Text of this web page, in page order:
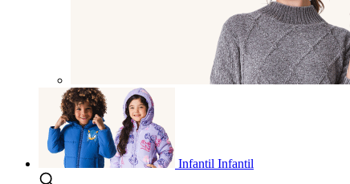
Infantil Infantil